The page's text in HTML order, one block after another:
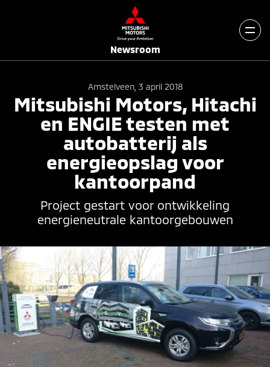
Newsroom
Amstelveen, 3 april 2018
Mitsubishi Motors, Hitachi
en ENGIE testen met
autobatterij als
energieopslag voor
kantoorpand
Project gestart voor ontwikkeling
energieneutrale kantoorgebouwen